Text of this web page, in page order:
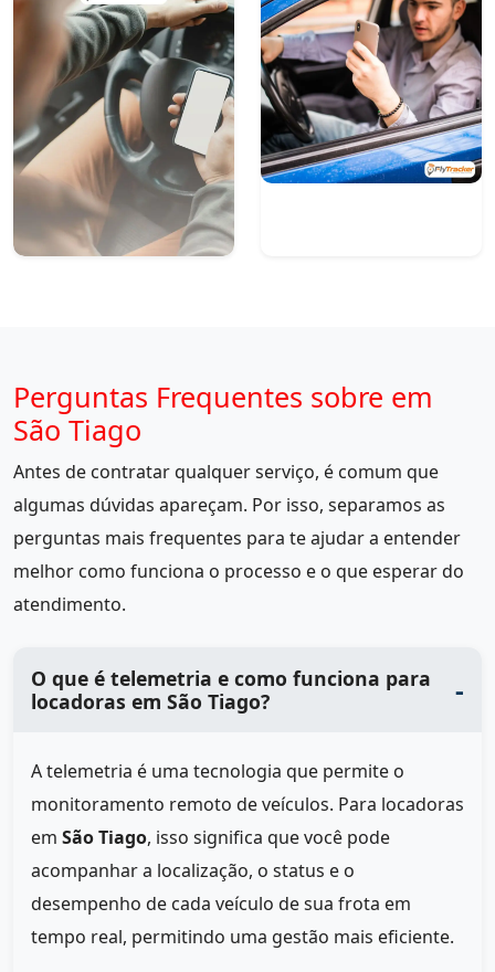
Perguntas Frequentes sobre em
São Tiago
Antes de contratar qualquer serviço, é comum que
algumas dúvidas apareçam. Por isso, separamos as
perguntas mais frequentes para te ajudar a entender
melhor como funciona o processo e o que esperar do
atendimento.
O que é telemetria e como funciona para
locadoras em São Tiago?
A telemetria é uma tecnologia que permite o
monitoramento remoto de veículos. Para locadoras
em São Tiago, isso significa que você pode
acompanhar a localização, o status e o
desempenho de cada veículo de sua frota em
tempo real, permitindo uma gestão mais eficiente.